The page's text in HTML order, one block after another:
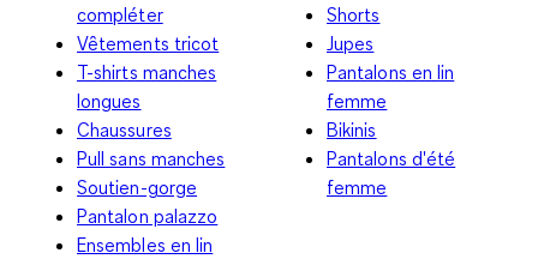
compléter
Vêtements tricot
T-shirts manches
longues
Chaussures
Pull sans manches
Soutien-gorge
Pantalon palazzo
Ensembles en lin
Shorts
Jupes
Pantalons en lin
femme
Bikinis
Pantalons d'été
femme